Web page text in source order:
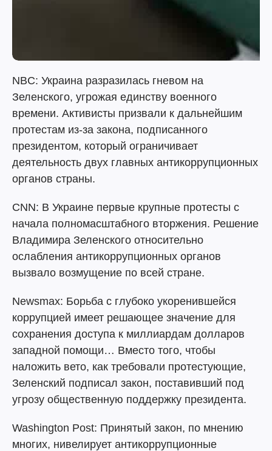
NBC: Украина разразилась гневом на
Зеленского, угрожая единству военного
времени. Активисты призвали к дальнейшим
протестам из-за закона, подписанного
президентом, который ограничивает
деятельность двух главных антикоррупционных
органов страны.
CNN: В Украине первые крупные протесты с
начала полномасштабного вторжения. Решение
Владимира Зеленского относительно
ослабления антикоррупционных органов
вызвало возмущение по всей стране.
Newsmax: Борьба с глубоко укоренившейся
коррупцией имеет решающее значение для
сохранения доступа к миллиардам долларов
западной помощи… Вместо того, чтобы
наложить вето, как требовали протестующие,
Зеленский подписал закон, поставивший под
угрозу общественную поддержку президента.
Washington Post: Принятый закон, по мнению
многих, нивелирует антикоррупционные